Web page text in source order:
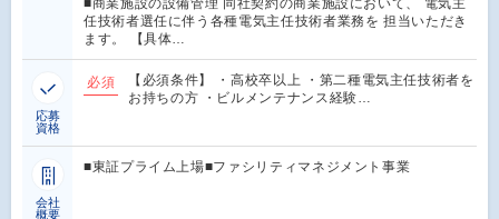
任技術者選任に伴う各種電気主任技術者業務を 担当いただき
ます。 【具体…
応募
資格
必須
【必須条件】 ・高校卒以上 ・第二種電気主任技術者を
お持ちの方 ・ビルメンテナンス経験…
会社
概要
■東証プライム上場■ファシリティマネジメント事業